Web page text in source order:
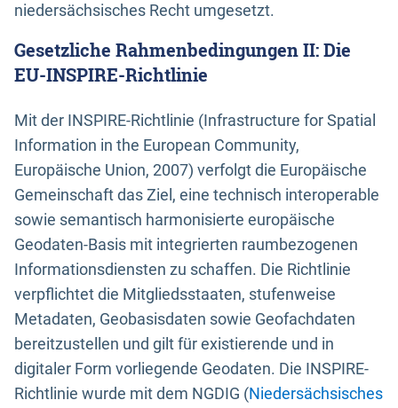
niedersächsisches Recht umgesetzt.
Gesetzliche Rahmenbedingungen II: Die
EU-INSPIRE-Richtlinie
Mit der INSPIRE-Richtlinie (Infrastructure for Spatial
Information in the European Community,
Europäische Union, 2007) verfolgt die Europäische
Gemeinschaft das Ziel, eine technisch interoperable
sowie semantisch harmonisierte europäische
Geodaten-Basis mit integrierten raumbezogenen
Informationsdiensten zu schaffen. Die Richtlinie
verpflichtet die Mitgliedsstaaten, stufenweise
Metadaten, Geobasisdaten sowie Geofachdaten
bereitzustellen und gilt für existierende und in
digitaler Form vorliegende Geodaten. Die INSPIRE-
Richtlinie wurde mit dem NGDIG (Niedersächsisches